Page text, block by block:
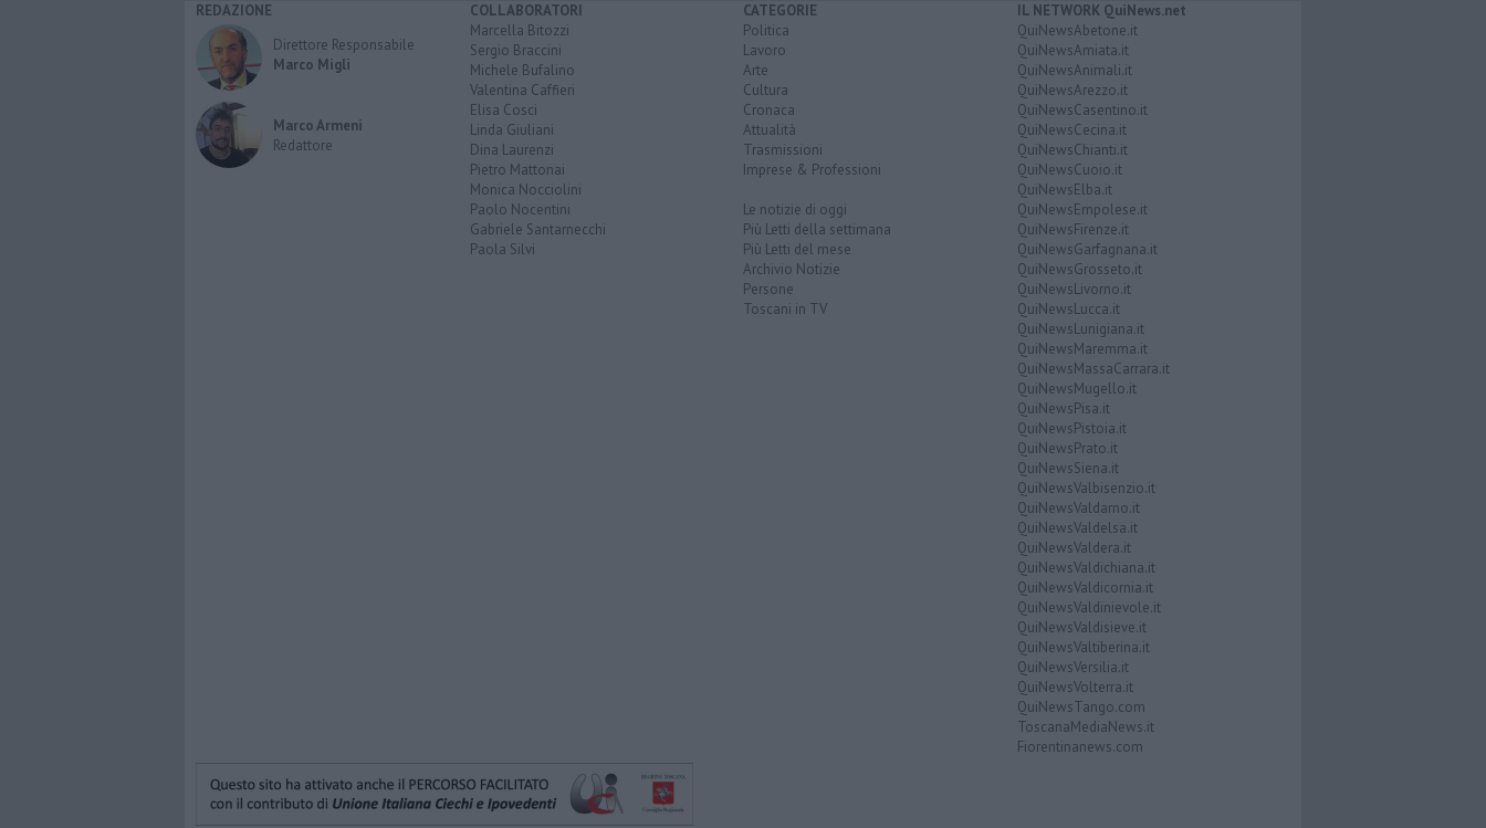
REDAZIONE
Direttore Responsabile
Marco Migli
Marco Armeni
Redattore
COLLABORATORI
Marcella Bitozzi
Sergio Braccini
Michele Bufalino
Valentina Caffieri
Elisa Cosci
Linda Giuliani
Dina Laurenzi
Pietro Mattonai
Monica Nocciolini
Paolo Nocentini
Gabriele Santarnecchi
Paola Silvi
CATEGORIE
Politica
Lavoro
Arte
Cultura
Cronaca
Attualità
Trasmissioni
Imprese & Professioni
Le notizie di oggi
Più Letti della settimana
Più Letti del mese
Archivio Notizie
Persone
Toscani in TV
IL NETWORK QuiNews.net
QuiNewsAbetone.it
QuiNewsAmiata.it
QuiNewsAnimali.it
QuiNewsArezzo.it
QuiNewsCasentino.it
QuiNewsCecina.it
QuiNewsChianti.it
QuiNewsCuoio.it
QuiNewsElba.it
QuiNewsEmpolese.it
QuiNewsFirenze.it
QuiNewsGarfagnana.it
QuiNewsGrosseto.it
QuiNewsLivorno.it
QuiNewsLucca.it
QuiNewsLunigiana.it
QuiNewsMaremma.it
QuiNewsMassaCarrara.it
QuiNewsMugello.it
QuiNewsPisa.it
QuiNewsPistoia.it
QuiNewsPrato.it
QuiNewsSiena.it
QuiNewsValbisenzio.it
QuiNewsValdarno.it
QuiNewsValdelsa.it
QuiNewsValdera.it
QuiNewsValdichiana.it
QuiNewsValdicornia.it
QuiNewsValdinievole.it
QuiNewsValdisieve.it
QuiNewsValtiberina.it
QuiNewsVersilia.it
QuiNewsVolterra.it
QuiNewsTango.com
ToscanaMediaNews.it
Fiorentinanews.com